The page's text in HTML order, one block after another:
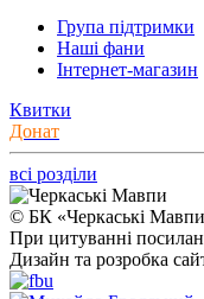
Група підтримки
Наші фани
Інтернет-магазин
Квитки
Донат
всі розділи
© БК «Черкаські
При цитуванні
Дизайн та розробка